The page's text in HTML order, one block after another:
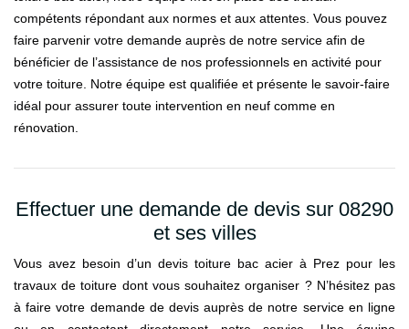
compétents répondant aux normes et aux attentes. Vous pouvez
faire parvenir votre demande auprès de notre service afin de
bénéficier de l’assistance de nos professionnels en activité pour
votre toiture. Notre équipe est qualifiée et présente le savoir-faire
idéal pour assurer toute intervention en neuf comme en
rénovation.
Effectuer une demande de devis sur 08290
et ses villes
Vous avez besoin d’un devis toiture bac acier à Prez pour les
travaux de toiture dont vous souhaitez organiser ? N’hésitez pas
à faire votre demande de devis auprès de notre service en ligne